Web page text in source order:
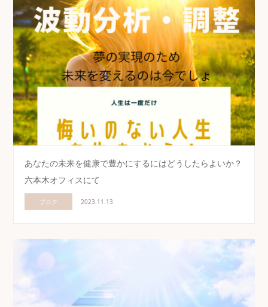
あなたの未来を健康で豊かにするにはどうしたらよいか？
六本木オフィスにて
ブログ 2023.11.13